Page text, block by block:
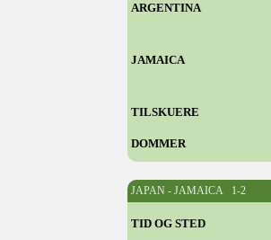
ARGENTINA
JAMAICA
TILSKUERE
DOMMER
JAPAN - JAMAICA 1-2
TID OG STED